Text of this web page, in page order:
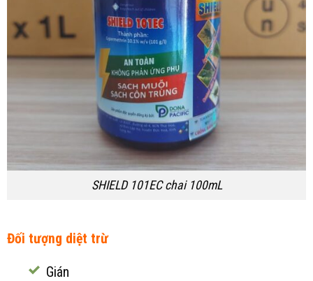
SHIELD 101EC chai 100mL
Đối tượng diệt trừ
Gián